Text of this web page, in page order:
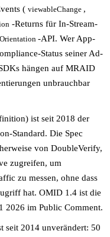
( viewableChange ,
-Returns für In-Stream-
-API. Wer App-
Status seiner Ad-
hängen auf MRAID
unbrauchbar
ist seit 2018 der
Standard. Die Spec
von DoubleVerify,
zugreifen, um
zu messen, ohne dass
hat. OMID 1.4 ist die
2026 im Public Comment.
2014 unverändert: 50